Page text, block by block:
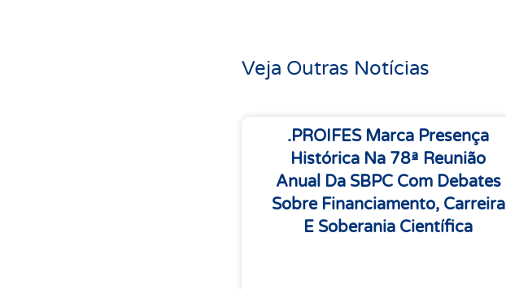
Veja Outras Notícias
.PROIFES Marca Presença
Histórica Na 78ª Reunião
Anual Da SBPC Com Debates
Sobre Financiamento, Carreira
E Soberania Científica